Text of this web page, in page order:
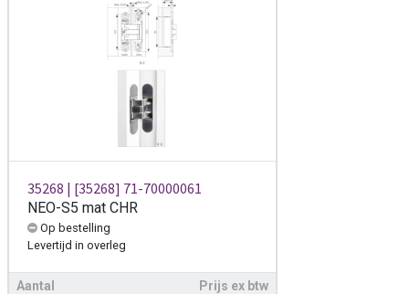
35268 | [35268] 71-70000061
NEO-S5 mat CHR
Op bestelling
Levertijd in overleg
Aantal Prijs ex btw